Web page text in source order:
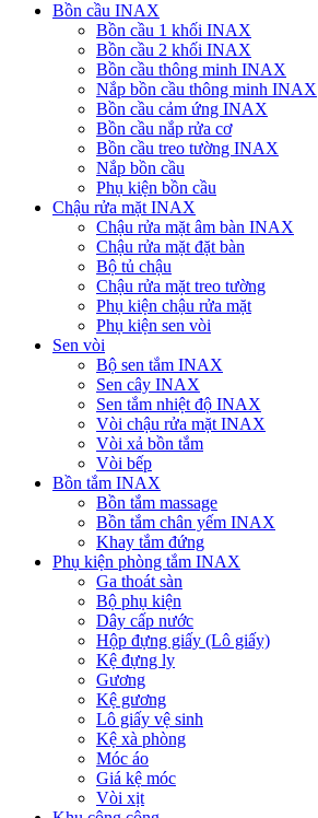
Bồn cầu INAX
Bồn cầu 1 khối INAX
Bồn cầu 2 khối INAX
Bồn cầu thông minh INAX
Nắp bồn cầu thông minh INAX
Bồn cầu cảm ứng INAX
Bồn cầu nắp rửa cơ
Bồn cầu treo tường INAX
Nắp bồn cầu
Phụ kiện bồn cầu
Chậu rửa mặt INAX
Chậu rửa mặt âm bàn INAX
Chậu rửa mặt đặt bàn
Bộ tủ chậu
Chậu rửa mặt treo tường
Phụ kiện chậu rửa mặt
Phụ kiện sen vòi
Sen vòi
Bộ sen tắm INAX
Sen cây INAX
Sen tắm nhiệt độ INAX
Vòi chậu rửa mặt INAX
Vòi xả bồn tắm
Vòi bếp
Bồn tắm INAX
Bồn tắm massage
Bồn tắm chân yếm INAX
Khay tắm đứng
Phụ kiện phòng tắm INAX
Ga thoát sàn
Bộ phụ kiện
Dây cấp nước
Hộp đựng giấy (Lô giấy)
Kệ đựng ly
Gương
Kệ gương
Lô giấy vệ sinh
Kệ xà phòng
Móc áo
Giá kệ móc
Vòi xịt